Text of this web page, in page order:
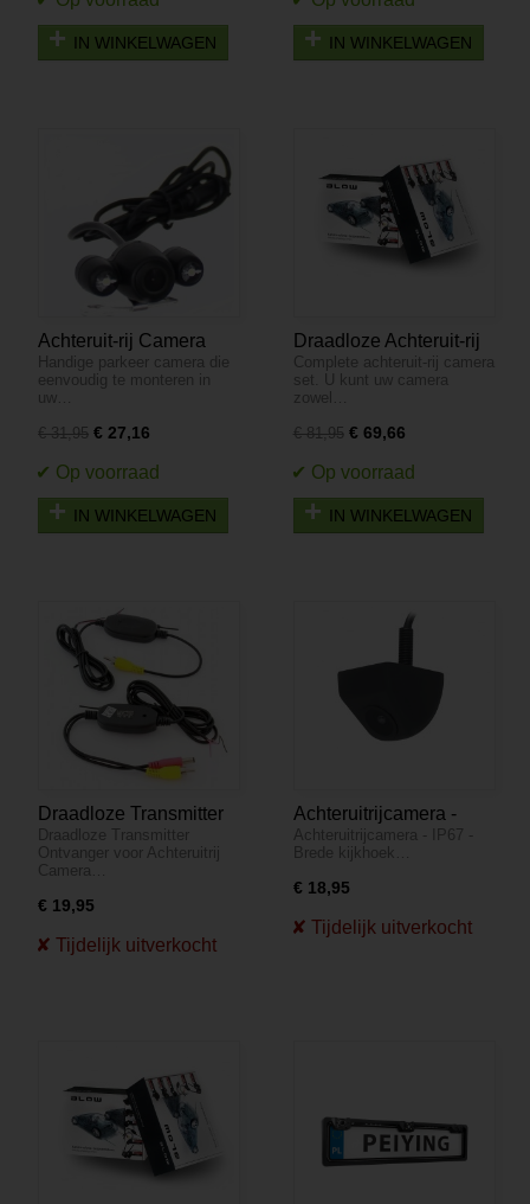
IN WINKELWAGEN IN WINKELWAGEN
Achteruit-rij Camera
met 2 LEDs - Interieur
Handige parkeer camera die
eenvoudig te monteren in
uw…
€ 31,95 € 27,16
IN WINKELWAGEN
Draadloze Achteruit-rij
Camera Set met LCD
Scherm - Bumper -
Complete achteruit-rij camera
set. U kunt uw camera
zowel…
€ 81,95 € 69,66
IN WINKELWAGEN
Draadloze Transmitter
Ontvanger voor
Achteruit-rij Camera
Draadloze Transmitter
Ontvanger voor Achteruitrij
Camera…
€ 19,95
Achteruitrijcamera -
IP67 - Brede kijkhoek
Achteruitrijcamera - IP67 -
Brede kijkhoek…
€ 18,95